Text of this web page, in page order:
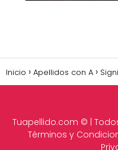
Inicio Apellidos con A
Tuapellido.com © |
Términos y